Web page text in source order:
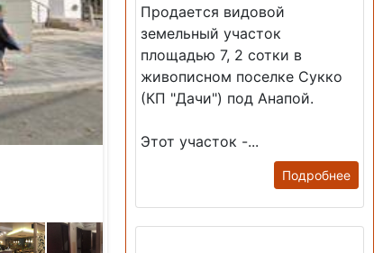
Продается видовой
земельный участок
площадью 7, 2 сотки в
живописном поселке Сукко
(КП "Дачи") под Анапой.
Этот участок -...
Подробнее